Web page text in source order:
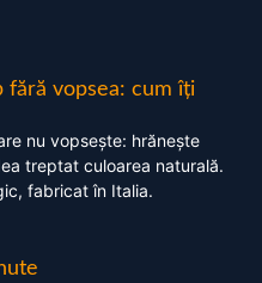
fără vopsea: cum îți
nu vopsește: hrănește
treptat culoarea naturală.
fabricat în Italia.